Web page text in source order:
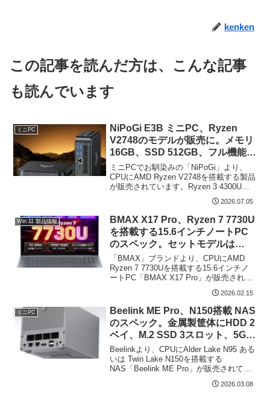
kenken
この記事を読んだ方は、こんな記事
も読んでいます
ミニPC
NiPoGi E3B ミニPC、Ryzen
V2748のモデルが販売に。メモリ
16GB、SSD 512GB、フル機能
USB-Cを装備し約42千円
ミニPCでお馴染みの「NiPoGi」より、
CPUにAMD Ryzen V2748を搭載する製品
が販売されています。Ryzen 3 4300Uや
Embedded R2514あるいはR2544を搭載
するミニPCは 多数販売されていますが、
V27...
2026.07.05
Win 11 製品情報
BMAX X17 Pro、Ryzen 7 7730U
を搭載する15.6インチノートPC
のスペック。セットモデルは
32GB メモリ、1TB SSDを搭載
し、9万円台で販売
「BMAX」ブランドより、CPUにAMD
Ryzen 7 7730Uを搭載する15.6インチノ
ートPC「BMAX X17 Pro」が販売されて
価格は 94,998円と 一見して割高に感じた
もの...
2026.02.15
ミニPC
Beelink ME Pro、N150搭載 NAS
のスペック。金属製筐体にHDD 2
ベイ、M.2 SSD 3スロット、5G
RJ45を装備
Beelinkより、CPUにAlder Lake N95 ある
いは Twin Lake N150を搭載する
NAS「Beelink ME Pro」が販売されてい
ます。HDDを2ベイ、M.2 PCIe 3.0 SSD
2026.03.08